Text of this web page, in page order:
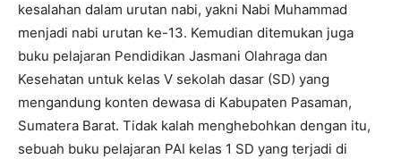
kesalahan dalam urutan nabi, yakni Nabi Muhammad
menjadi nabi urutan ke-13. Kemudian ditemukan juga
buku pelajaran Pendidikan Jasmani Olahraga dan
Kesehatan untuk kelas V sekolah dasar (SD) yang
mengandung konten dewasa di Kabupaten Pasaman,
Sumatera Barat. Tidak kalah menghebohkan dengan itu,
sebuah buku pelajaran PAI kelas 1 SD yang terjadi di